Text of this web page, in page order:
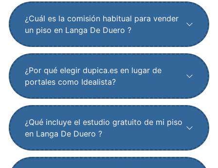
¿Cuál es la comisión habitual para vender
un piso en Langa De Duero ?
¿Por qué elegir dupica.es en lugar de
portales como Idealista?
¿Qué incluye el estudio gratuito de mi piso
en Langa De Duero ?